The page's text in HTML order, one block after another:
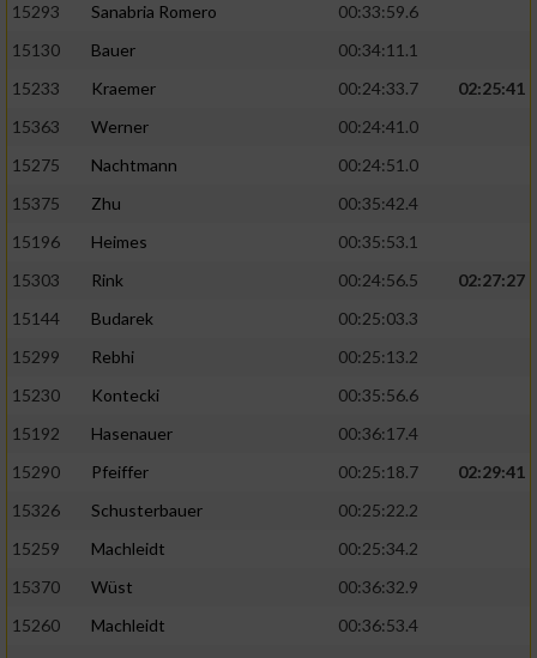
15293
Sanabria Romero
00:33:59.6
15130
Bauer
00:34:11.1
15233
Kraemer 00:24:33.7
02:25:41
15363
Werner
00:24:41.0
15275
Nachtmann
00:24:51.0
15375
Zhu
00:35:42.4
15196
Heimes
00:35:53.1
15303
Rink 00:24:56.5
02:27:27
15144
Budarek
00:25:03.3
15299
Rebhi
00:25:13.2
15230
Kontecki
00:35:56.6
15192
Hasenauer
00:36:17.4
15290
Pfeiffer 00:25:18.7
02:29:41
15326
Schusterbauer
00:25:22.2
15259
Machleidt
00:25:34.2
15370
Wüst
00:36:32.9
15260
Machleidt
00:36:53.4